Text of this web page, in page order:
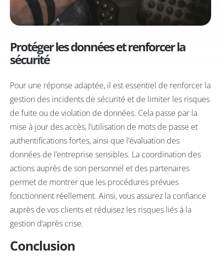
Protéger les données et renforcer la
sécurité
Pour une réponse adaptée, il est essentiel de renforcer la
gestion des incidents de sécurité et de limiter les risques
de fuite ou de violation de données. Cela passe par la
mise à jour des accès, l’utilisation de mots de passe et
authentifications fortes, ainsi que l’évaluation des
données de l’entreprise sensibles. La coordination des
actions auprès de son personnel et des partenaires
permet de montrer que les procédures prévues
fonctionnent réellement. Ainsi, vous assurez la confiance
auprès de vos clients et réduisez les risques liés à la
gestion d’après crise.
Conclusion